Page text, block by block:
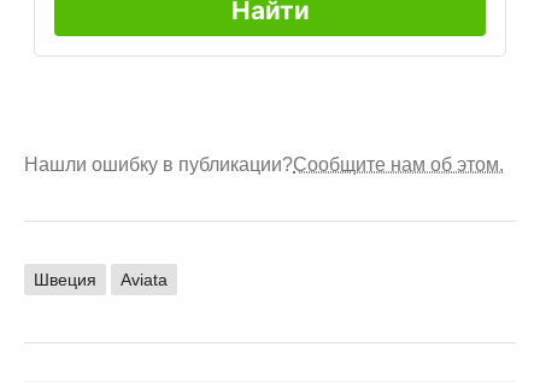
Нашли ошибку в публикации?Сообщите нам об этом.
Швеция Aviata